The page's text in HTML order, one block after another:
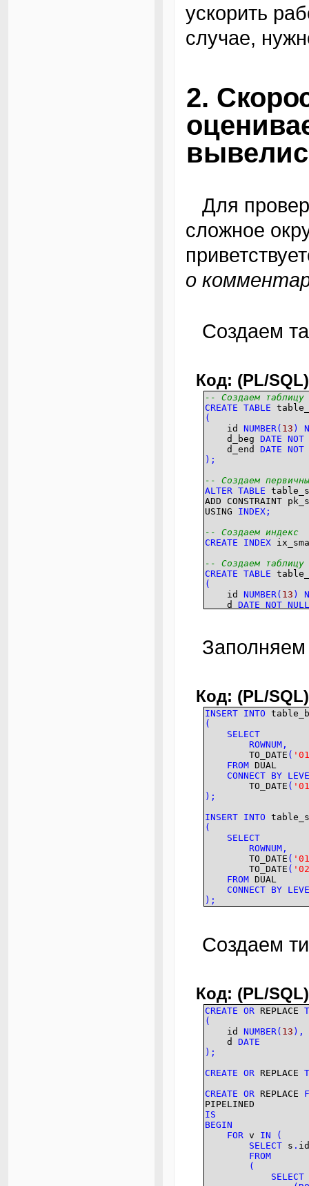
ускорить
случае,
2.
Для проверки этого мифа нужно довольно
сложное
о
Создаем
Код: (PL/SQL)
-- Создаем таблицу
CREATE TABLE
(
id NUMBER( 13 )
d_beg DATE NOT
d_end DATE NOT
) ;
-- Создаем
ALTER TABLE
ADD CONSTRAINT
USING INDEX ;
-- Создаем индекс
CREATE
INDEX
-- Создаем таблицу
CREATE TABLE
(
id NUMBER( 13 )
d DATE NOT NULL
ALTER TABLE
ADD CONSTRAINT
-- Создаем индекс
CREATE
INDEX
Код: (PL/SQL)
INSERT INTO
(
SELECT
ROWNUM ,
TO_DATE (
FROM DUAL
CONNECT BY
TO_DATE (
) ;
INSERT INTO
(
SELECT
ROWNUM ,
TO_DATE (
TO_DATE (
FROM DUAL
CONNECT BY
) ;
Создаем
Код: (PL/SQL)
CREATE OR REPLACE
(
id NUMBER( 13 ) ,
d DATE
) ;
CREATE OR REPLACE
CREATE OR REPLACE
PIPELINED
IS
BEGIN
FOR v IN
(
SELECT s .
FROM
(
SELECT